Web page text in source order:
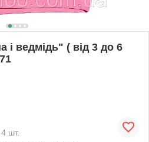
і ведмідь" ( від 3 до 6
шт.